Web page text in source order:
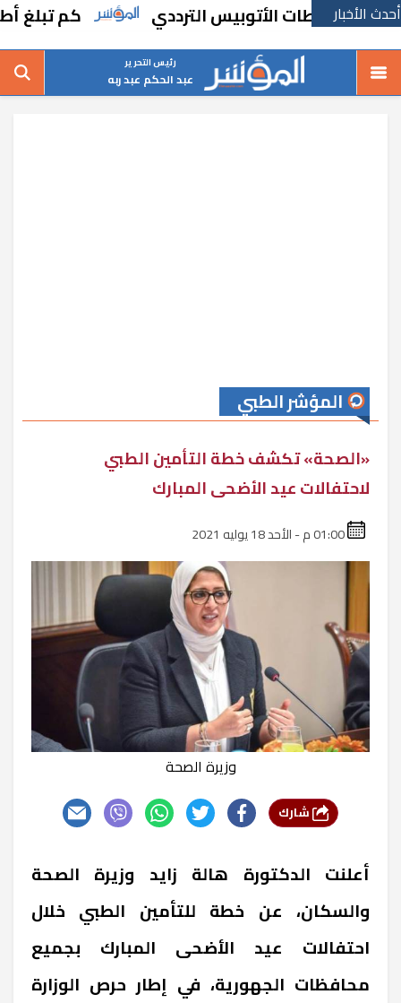
أحدث الأخبارالأتوبيس الترددي كم تبلغ أطوال شبكة
رئيس التحرير
عبد الحكم عبد ربه
المؤشر الطبي
«الصحة» تكشف خطة التأمين الطبي
لاحتفالات عيد الأضحى المبارك
وزيرة الصحة
أعلنت الدكتورة هالة زايد وزيرة الصحة
والسكان، عن خطة للتأمين الطبي خلال
احتفالات عيد الأضحى المبارك بجميع
محافظات الجهورية، في إطار حرص الوزارة